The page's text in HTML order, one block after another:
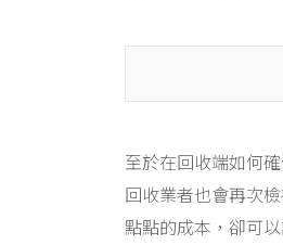
至於在回收端如何
回收業者也會再次
點點的成本，卻可